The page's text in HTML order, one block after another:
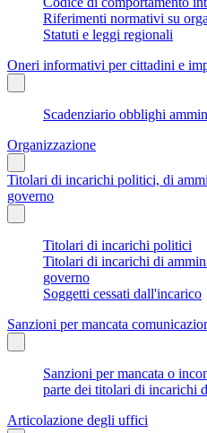
Riferimenti normativi su
Statuti e leggi regionali
Oneri informativi per cittadini e
Scadenziario obblighi
Organizzazione
Titolari di incarichi politici, di
governo
Titolari di incarichi politici
Titolari di incarichi di
governo
Soggetti cessati dall'incarico
Sanzioni per mancata
Sanzioni per mancata o
parte dei titolari di incarichi
Articolazione degli uffici